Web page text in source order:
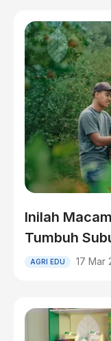
Inilah
Tumbuh
AGRI EDU 17 Mar